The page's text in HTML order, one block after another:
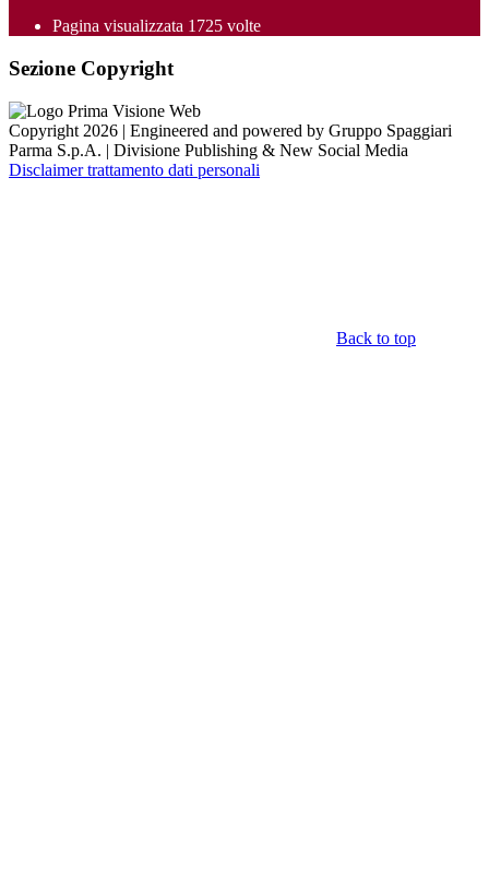
Pagina visualizzata 1725 volte
Sezione Copyright
Copyright 2026 | Engineered and powered by Gruppo Spaggiari
Parma S.p.A. | Divisione Publishing & New Social Media
Disclaimer trattamento dati personali
Back to top